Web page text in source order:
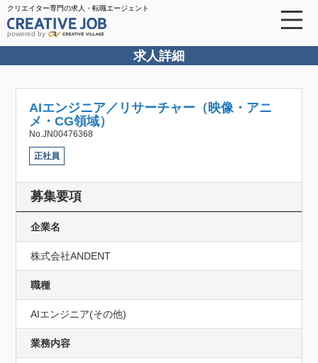
クリエイター専門の求人・転職エージェント
powered by
求人詳細
AIエンジニア／リサーチャー（映像・アニ
メ・CG領域）
No.JN00476368
正社員
募集要項
企業名
株式会社ANDENT
職種
AIエンジニア(その他)
業務内容